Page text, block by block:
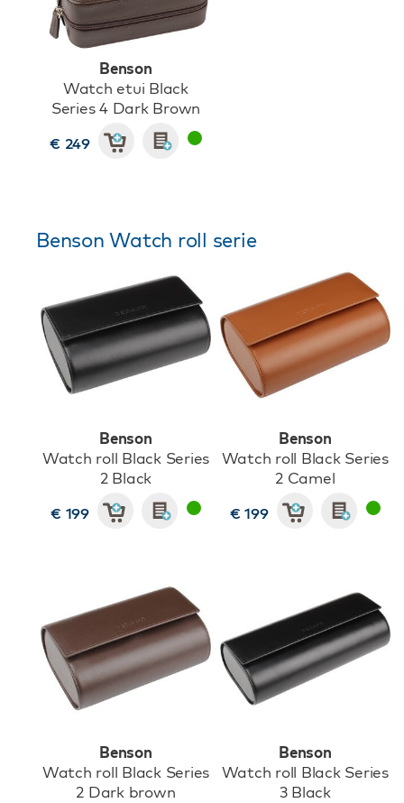
Benson
Watch etui Black
Series 4 Dark Brown
€ 249
Benson Watch roll serie
Benson
Watch roll Black Series
2 Black
€ 199
Benson
Watch roll Black Series
2 Camel
€ 199
Benson
Watch roll Black Series
2 Dark brown
Benson
Watch roll Black Series
3 Black